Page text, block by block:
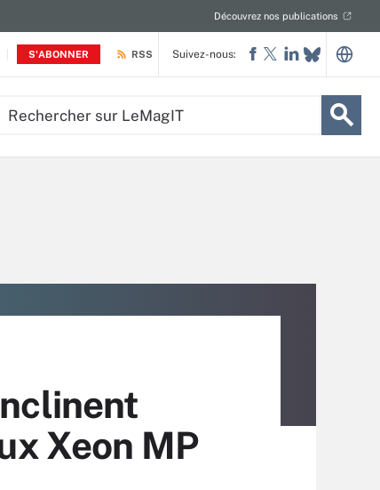
S'ABONNER
Découvrez nos publications
RSS Suivez-nous:
Xeon MP